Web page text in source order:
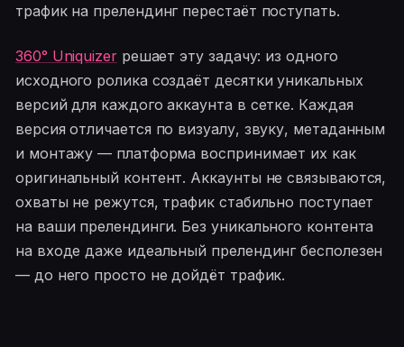
трафик на прелендинг перестаёт поступать.
360° Uniquizerрешает эту задачу: из одного
исходного ролика создаёт десятки уникальных
версий для каждого аккаунта в сетке. Каждая
версия отличается по визуалу, звуку, метаданным
и монтажу — платформа воспринимает их как
оригинальный контент. Аккаунты не связываются,
охваты не режутся, трафик стабильно поступает
на ваши прелендинги. Без уникального контента
на входе даже идеальный прелендинг бесполезен
— до него просто не дойдёт трафик.